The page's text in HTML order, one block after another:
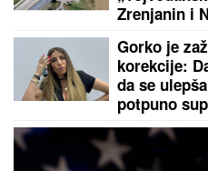
JELENA I SLOBA
GORI NAKON SKANDALA:
(FOTO)